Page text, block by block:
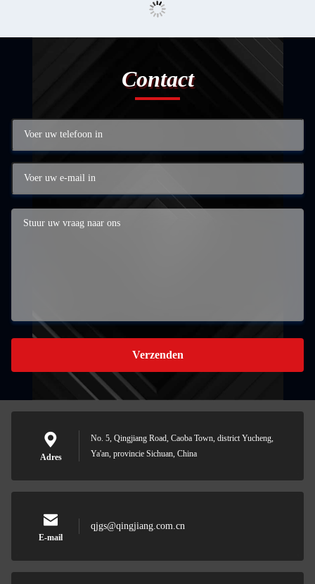
Contact
Verzenden
Adres
No. 5, Qingjiang Road, Caoba Town, district Yucheng,
Ya'an, provincie Sichuan, China
E-mail
qjgs@qingjiang.com.cn